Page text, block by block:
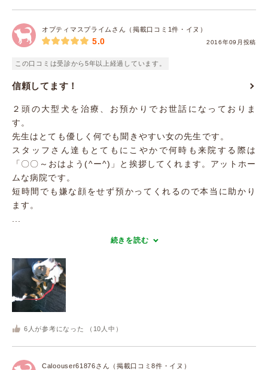
オプティマスプライムさん（掲載口コミ1件・イヌ）
2016年09月投稿
5.0
この口コミは受診から5年以上経過しています。
信頼してます！
２頭の大型犬を治療、お預かりでお世話になっておりま
す。
先生はとても優しく何でも聞きやすい女の先生です。
スタッフさん達もとてもにこやかで何時も来院する際は
「〇〇～おはよう(^ー^)」と挨拶してくれます。アットホー
ムな病院です。
短時間でも嫌な顔をせず預かってくれるので本当に助かり
ます。
続きを読む
6 人が参考になった （ 10 人中）
Caloouser61876さん（掲載口コミ8件・イヌ）